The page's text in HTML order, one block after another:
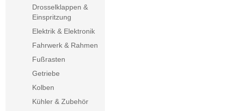
Drosselklappen &
Einspritzung
Elektrik & Elektronik
Fahrwerk & Rahmen
Fußrasten
Getriebe
Kolben
Kühler & Zubehör